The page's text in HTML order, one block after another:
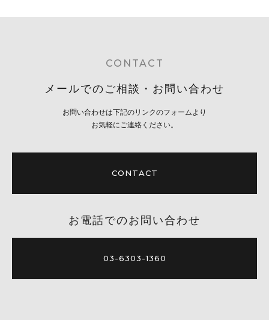
CONTACT
メールでのご相談・お問い合わせ
お問い合わせは下記のリンクのフォームより
お気軽にご連絡ください。
CONTACT
お電話でのお問い合わせ
03-6303-1360